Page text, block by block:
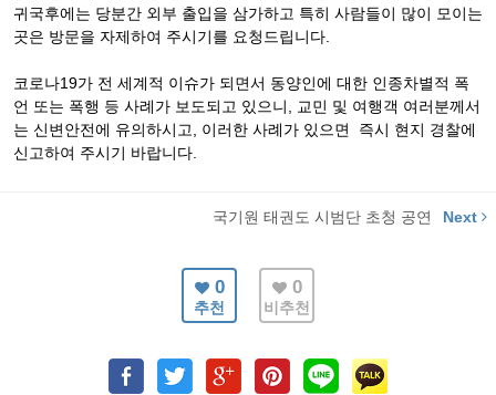
귀국후에는 당분간 외부 출입을 삼가하고 특히 사람들이 많이 모이는
곳은 방문을 자제하여 주시기를 요청드립니다.
코로나19가 전 세계적 이슈가 되면서 동양인에 대한 인종차별적 폭
언 또는 폭행 등 사례가 보도되고 있으니, 교민 및 여행객 여러분께서
는 신변안전에 유의하시고, 이러한 사례가 있으면 즉시 현지 경찰에
신고하여 주시기 바랍니다.
국기원 태권도 시범단 초청 공연 Next
0
추천
0
비추천